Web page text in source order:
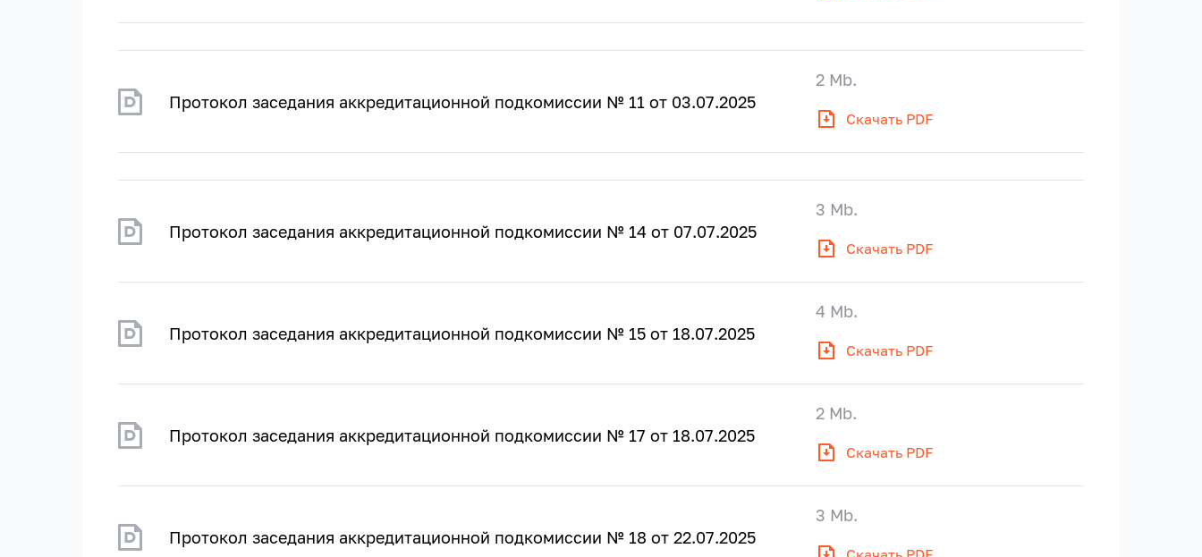
Протокол заседания аккредитационной подкомиссии № 11 от 03.07.2025
Скачать PDF
2 Mb.
Протокол заседания аккредитационной подкомиссии № 14 от 07.07.2025
Скачать PDF
3 Mb.
Протокол заседания аккредитационной подкомиссии № 15 от 18.07.2025
Скачать PDF
4 Mb.
Протокол заседания аккредитационной подкомиссии № 17 от 18.07.2025
Скачать PDF
2 Mb.
Протокол заседания аккредитационной подкомиссии № 18 от 22.07.2025
3 Mb.